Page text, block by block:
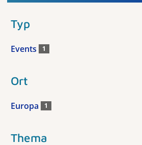
Typ
Events 1
Ort
Europa 1
Thema